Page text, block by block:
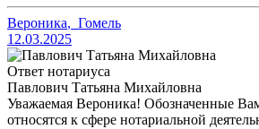
Вероника, Гомель
12.03.2025
Ответ нотариуса
Павлович Татьяна Михайловна
Уважаемая Вероника! Обозначенные
относятся к сфере нотариальной